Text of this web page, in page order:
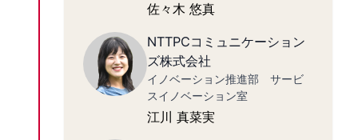
佐々木 悠真
NTTPCコミュニケーション
ズ株式会社
イノベーション推進部 サービ
スイノベーション室
江川 真菜実